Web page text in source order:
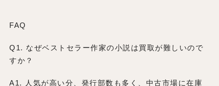
FAQ
Q1. なぜベストセラー作家の小説は買取が難しいので
すか？
A1. 人気が高い分、発行部数も多く、中古市場に在庫